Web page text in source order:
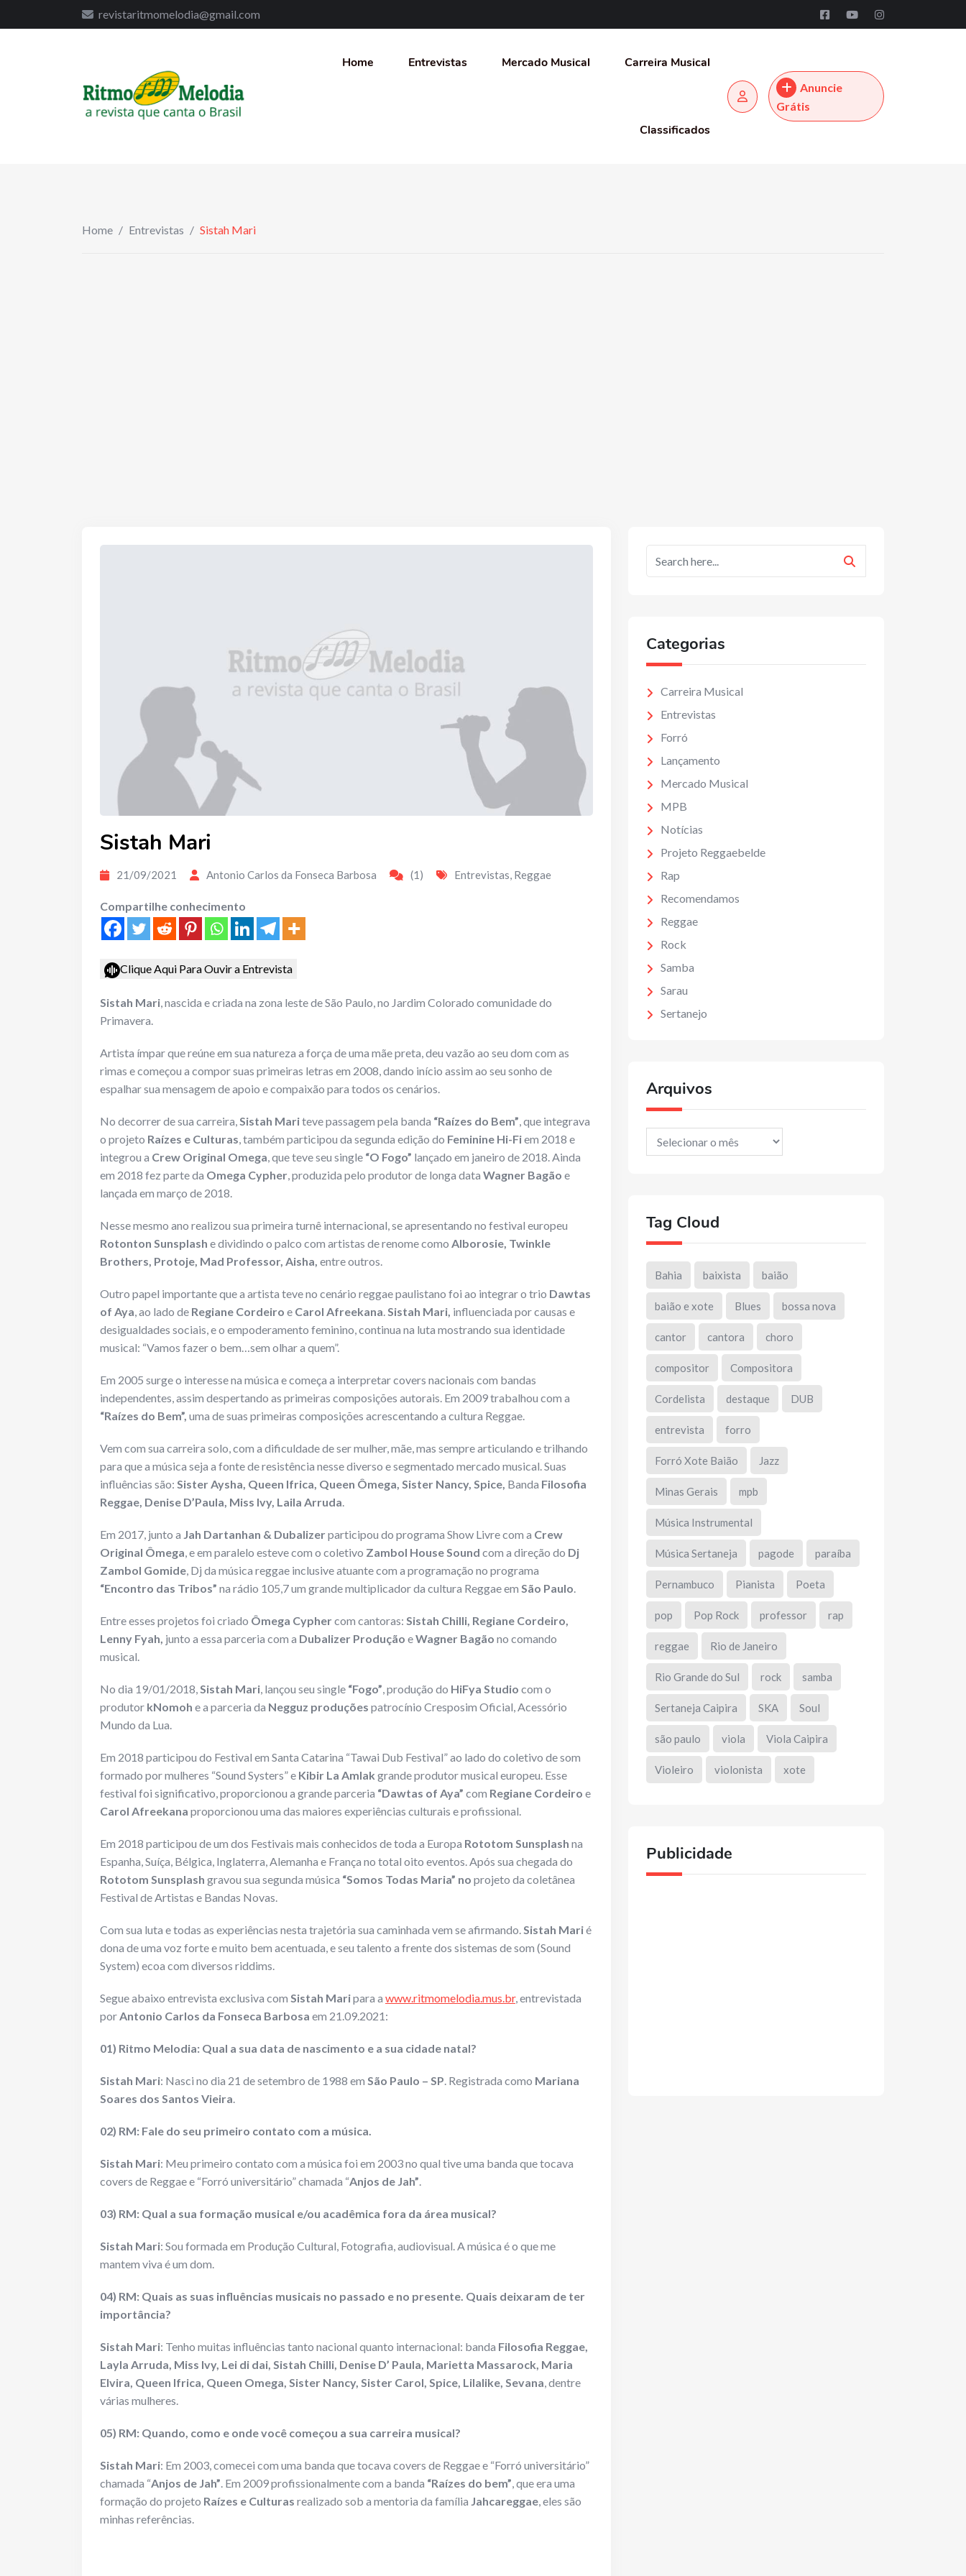
revistaritmomelodia@gmail.com
Home Entrevistas Mercado Musical Carreira Musical
Classificados
Anuncie
Grátis
Home / Entrevistas / Sistah Mari
Sistah Mari
21/09/2021 Antonio Carlos da Fonseca Barbosa (1) Entrevistas, Reggae
Compartilhe conhecimento
Clique Aqui Para Ouvir a Entrevista
Sistah Mari, nascida e criada na zona leste de São Paulo, no Jardim Colorado comunidade do
Primavera.
Artista ímpar que reúne em sua natureza a força de uma mãe preta, deu vazão ao seu dom com as
rimas e começou a compor suas primeiras letras em 2008, dando início assim ao seu sonho de
espalhar sua mensagem de apoio e compaixão para todos os cenários.
No decorrer de sua carreira,Sistah Mariteve passagem pela banda “Raízes do Bem”, que integrava
o projeto Raízes e Culturas, também participou da segunda edição do Feminine Hi-Fiem 2018 e
integrou a Crew Original Omega, que teve seu single “O Fogo” lançado em janeiro de 2018. Ainda
em 2018 fez parte da Omega Cypher, produzida pelo produtor de longa data Wagner Bagão e
lançada em março de 2018.
Nesse mesmo ano realizou sua primeira turnê internacional, se apresentando no festival europeu
Rotonton Sunsplash e dividindo o palco com artistas de renome como Alborosie, Twinkle
Brothers, Protoje, Mad Professor, Aisha, entre outros.
Outro papel importante que a artista teve no cenário reggae paulistano foi ao integrar o trio Dawtas
of Aya, ao lado de Regiane Cordeiro e Carol Afreekana.Sistah Mari, influenciada por causas e
desigualdades sociais, e o empoderamento feminino, continua na luta mostrando sua identidade
musical: “Vamos fazer o bem…sem olhar a quem”.
Em 2005 surge o interesse na música e começa a interpretar covers nacionais com bandas
independentes, assim despertando as primeiras composições autorais. Em 2009 trabalhou com a
“Raízes do Bem”, uma de suas primeiras composições acrescentando a cultura Reggae.
Vem com sua carreira solo, com a dificuldade de ser mulher, mãe, mas sempre articulando e trilhando
para que a música seja a fonte de resistência nesse diverso e segmentado mercado musical. Suas
influências são: Sister Aysha, Queen Ifrica, Queen Ômega, Sister Nancy, Spice, Banda Filosofia
Reggae, Denise D’Paula, Miss Ivy, Laila Arruda.
Em 2017, junto a Jah Dartanhan & Dubalizerparticipou do programa Show Livre com a Crew
Original Ômega, e em paralelo esteve com o coletivo Zambol House Sound com a direção do Dj
Zambol Gomide, Dj da música reggae inclusive atuante com a programação no programa
“Encontro das Tribos” na rádio 105,7 um grande multiplicador da cultura Reggae em São Paulo.
Entre esses projetos foi criado Ômega Cyphercom cantoras: Sistah Chilli, Regiane Cordeiro,
Lenny Fyah, junto a essa parceria com a Dubalizer Produção eWagner Bagão no comando
musical.
No dia 19/01/2018,Sistah Mari, lançou seu single “Fogo”, produção do HiFya Studio com o
produtor kNomoh e a parceria da Negguz produções patrocínio Cresposim Oficial, Acessório
Mundo da Lua.
Em 2018 participou do Festival em Santa Catarina “Tawai Dub Festival” ao lado do coletivo de som
formado por mulheres “Sound Systers” e Kibir La Amlak grande produtor musical europeu. Esse
festival foi significativo, proporcionou a grande parceria “Dawtas of Aya” com Regiane Cordeiro e
Carol Afreekana proporcionou uma das maiores experiências culturais e profissional.
Em 2018 participou de um dos Festivais mais conhecidos de toda a Europa Rototom Sunsplash na
Espanha, Suíça, Bélgica, Inglaterra, Alemanha e França no total oito eventos. Após sua chegada do
Rototom Sunsplash gravou sua segunda música “Somos Todas Maria” no projeto da coletânea
Festival de Artistas e Bandas Novas.
Com sua luta e todas as experiências nesta trajetória sua caminhada vem se afirmando.Sistah Marié
dona de uma voz forte e muito bem acentuada, e seu talento a frente dos sistemas de som (Sound
System) ecoa com diversos riddims.
Segue abaixo entrevista exclusiva com Sistah Maripara a www.ritmomelodia.mus.br, entrevistada
porAntonio Carlos da Fonseca Barbosa em 21.09.2021:
01) Ritmo Melodia: Qual a sua data de nascimento e a sua cidade natal?
Sistah Mari: Nasci no dia 21 de setembro de 1988 em São Paulo – SP. Registrada como Mariana
Soares dos Santos Vieira.
02) RM: Fale do seu primeiro contato com a música.
Sistah Mari: Meu primeiro contato com a música foi em 2003 no qual tive uma banda que tocava
covers de Reggae e “Forró universitário” chamada “Anjos de Jah”.
03) RM: Qual a sua formação musical e/ou acadêmica fora da área musical?
Sistah Mari: Sou formada em Produção Cultural, Fotografia, audiovisual. A música é o que me
mantem viva é um dom.
04) RM: Quais as suas influências musicais no passado e no presente. Quais deixaram de ter
importância?
Sistah Mari: Tenho muitas influências tanto nacional quanto internacional: banda Filosofia Reggae,
Layla Arruda, Miss Ivy, Lei di dai, Sistah Chilli, Denise D’ Paula, Marietta Massarock, Maria
Elvira, Queen Ifrica, Queen Omega, Sister Nancy, Sister Carol, Spice, Lilalike, Sevana, dentre
várias mulheres.
05) RM: Quando, como e onde você começou a sua carreira musical?
Sistah Mari: Em 2003, comecei com uma banda que tocava covers de Reggae e “Forró universitário”
chamada “Anjos de Jah”. Em 2009 profissionalmente com a banda “Raízes do bem”, que era uma
formação do projeto Raízes e Culturas realizado sob a mentoria da família Jahcareggae, eles são
minhas referências.
Categorias
Carreira Musical
Entrevistas
Forró
Lançamento
Mercado Musical
MPB
Notícias
Projeto Reggaebelde
Rap
Recomendamos
Reggae
Rock
Samba
Sarau
Sertanejo
Arquivos
Arquivos
Tag Cloud
Bahia baixista baião
baião e xote Blues bossa nova
cantor cantora choro
compositor Compositora
Cordelista destaque DUB
entrevista forro
Forró Xote Baião Jazz
Minas Gerais mpb
Música Instrumental
Música Sertaneja pagode paraíba
Pernambuco Pianista Poeta
pop Pop Rock professor rap
reggae Rio de Janeiro
Rio Grande do Sul rock samba
Sertaneja Caipira SKA Soul
são paulo viola Viola Caipira
Violeiro violonista xote
Publicidade